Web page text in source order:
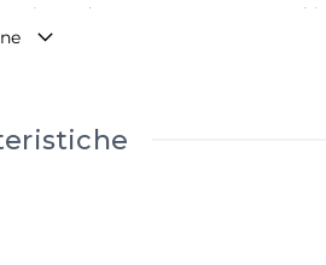
si accede a una zona sottotetto
comprende una cucina completa di
acquistare un